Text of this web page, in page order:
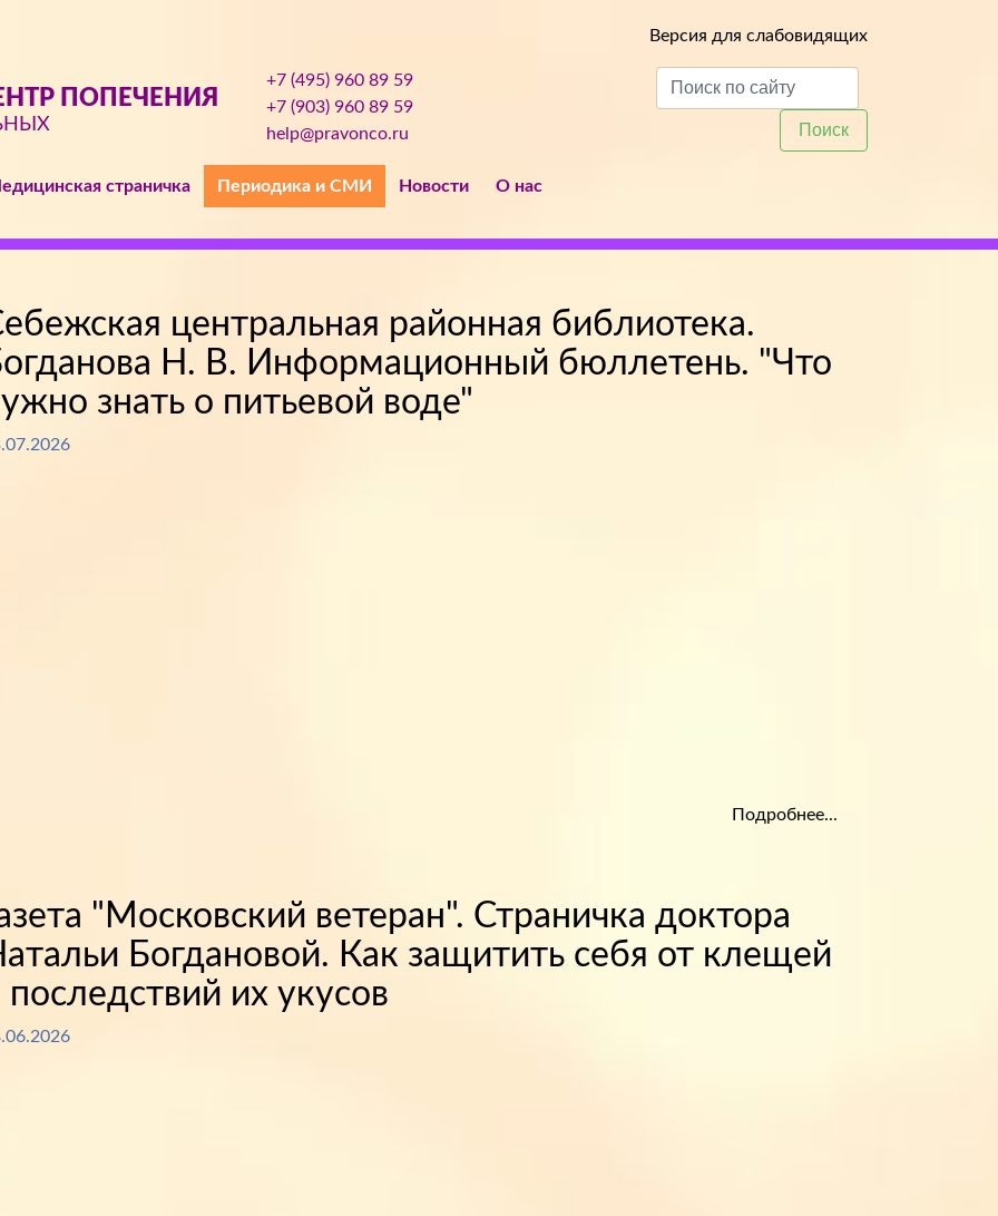
Версия для слабовидящих
ПОПЕЧЕНИЯ
+7 (495) 960 89 59
+7 (903) 960 89 59
help@pravonco.ru
Поиск
страничка Периодика и СМИ Новости О нас
центральная районная библиотека.
Н. В. Информационный бюллетень. "Что
знать о питьевой воде"
Подробнее...
"Московский ветеран". Страничка доктора
Богдановой. Как защитить себя от клещей
последствий их укусов